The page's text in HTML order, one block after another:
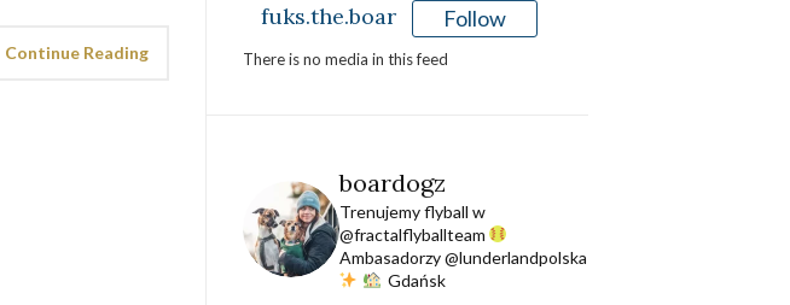
Continue Reading
fuks.the.boar Follow
There is no media in this feed
boardogz
Trenujemy flyball w
@fractalflyballteam
Ambasadorzy @lunderlandpolska
Gdańsk